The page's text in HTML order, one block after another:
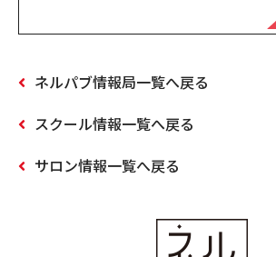
ネルパブ情報局一覧へ戻る
スクール情報一覧へ戻る
サロン情報一覧へ戻る